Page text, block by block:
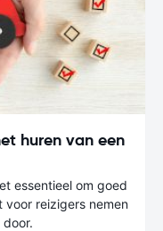
huren van een
essentieel om goed
reizigers nemen